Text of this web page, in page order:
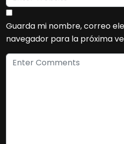
Guarda mi nombre, correo
navegador para la próxima